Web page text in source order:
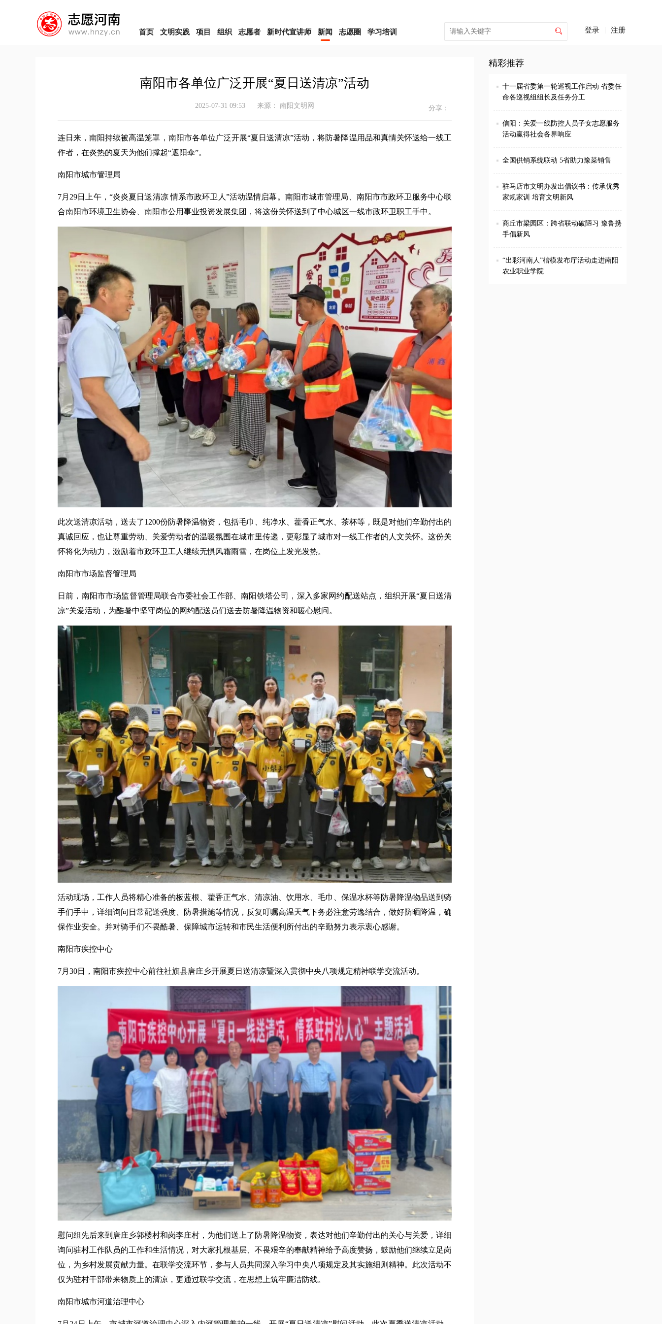
首页 文明实践 项目 组织 志愿者 新时代宣讲师 新闻 志愿圈 学习培训 注册
登录

南阳市各单位广泛开展“夏日送清凉”活动
2025-07-31 09:53 来源： 南阳文明网 分享：
连日来，南阳持续被高温笼罩，南阳市各单位广泛开展“夏日送清凉”活动，将防暑降温用品和真情关怀送给一线工
作者，在炎热的夏天为他们撑起“遮阳伞”。
南阳市城市管理局
7月29日上午，“炎炎夏日送清凉 情系市政环卫人”活动温情启幕。南阳市城市管理局、南阳市市政环卫服务中心联
合南阳市环境卫生协会、南阳市公用事业投资发展集团，将这份关怀送到了中心城区一线市政环卫职工手中。
此次送清凉活动，送去了1200份防暑降温物资，包括毛巾、纯净水、藿香正气水、茶杯等，既是对他们辛勤付出的
真诚回应，也让尊重劳动、关爱劳动者的温暖氛围在城市里传递，更彰显了城市对一线工作者的人文关怀。这份关
怀将化为动力，激励着市政环卫工人继续无惧风霜雨雪，在岗位上发光发热。
南阳市市场监督管理局
日前，南阳市市场监督管理局联合市委社会工作部、南阳铁塔公司，深入多家网约配送站点，组织开展“夏日送清
凉”关爱活动，为酷暑中坚守岗位的网约配送员们送去防暑降温物资和暖心慰问。
活动现场，工作人员将精心准备的板蓝根、藿香正气水、清凉油、饮用水、毛巾、保温水杯等防暑降温物品送到骑
手们手中，详细询问日常配送强度、防暑措施等情况，反复叮嘱高温天气下务必注意劳逸结合，做好防晒降温，确
保作业安全。并对骑手们不畏酷暑、保障城市运转和市民生活便利所付出的辛勤努力表示衷心感谢。
南阳市疾控中心
7月30日，南阳市疾控中心前往社旗县唐庄乡开展夏日送清凉暨深入贯彻中央八项规定精神联学交流活动。
慰问组先后来到唐庄乡郭楼村和岗李庄村，为他们送上了防暑降温物资，表达对他们辛勤付出的关心与关爱，详细
询问驻村工作队员的工作和生活情况，对大家扎根基层、不畏艰辛的奉献精神给予高度赞扬，鼓励他们继续立足岗
位，为乡村发展贡献力量。在联学交流环节，参与人员共同深入学习中央八项规定及其实施细则精神。此次活动不
仅为驻村干部带来物质上的清凉，更通过联学交流，在思想上筑牢廉洁防线。
南阳市城市河道治理中心
精彩推荐
十一届省委第一轮巡视工作启动 省委任
命各巡视组组长及任务分工
信阳：关爱一线防控人员子女志愿服务
活动赢得社会各界响应
全国供销系统联动 5省助力豫菜销售
驻马店市文明办发出倡议书：传承优秀
家规家训 培育文明新风
商丘市梁园区：跨省联动破陋习 豫鲁携
手倡新风
“出彩河南人”楷模发布厅活动走进南阳
农业职业学院